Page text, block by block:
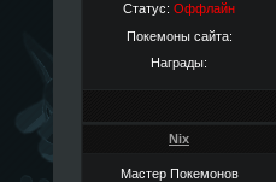
Статус: Оффлайн
Покемоны сайта:
Награды:
Nix
Мастер Покемонов